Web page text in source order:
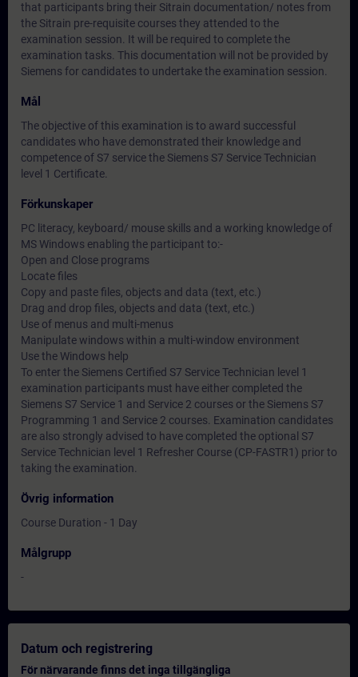
that participants bring their Sitrain documentation/ notes from
the Sitrain pre-requisite courses they attended to the
examination session. It will be required to complete the
examination tasks. This documentation will not be provided by
Siemens for candidates to undertake the examination session.
Mål
The objective of this examination is to award successful
candidates who have demonstrated their knowledge and
competence of S7 service the Siemens S7 Service Technician
level 1 Certificate.
Förkunskaper
PC literacy, keyboard/ mouse skills and a working knowledge of
MS Windows enabling the participant to:-
Open and Close programs
Locate files
Copy and paste files, objects and data (text, etc.)
Drag and drop files, objects and data (text, etc.)
Use of menus and multi-menus
Manipulate windows within a multi-window environment
Use the Windows help
To enter the Siemens Certified S7 Service Technician level 1
examination participants must have either completed the
Siemens S7 Service 1 and Service 2 courses or the Siemens S7
Programming 1 and Service 2 courses. Examination candidates
are also strongly advised to have completed the optional S7
Service Technician level 1 Refresher Course (CP-FASTR1) prior to
taking the examination.
Övrig information
Course Duration - 1 Day
Målgrupp
-
Datum och registrering
För närvarande finns det inga tillgängliga